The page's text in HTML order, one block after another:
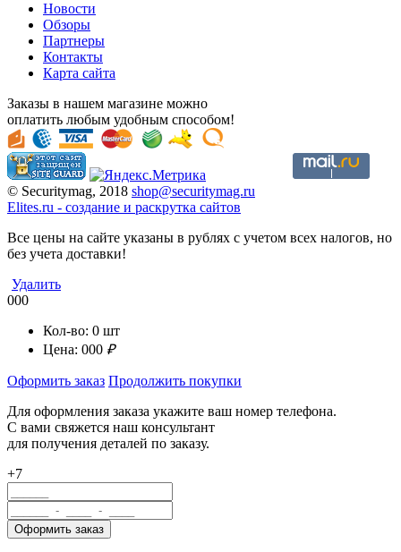
Новости
Обзоры
Партнеры
Контакты
Карта сайта
Заказы в нашем магазине можно
оплатить любым удобным способом!
© Securitymag, 2018 shop@securitymag.ru
Elites.ru - cоздание и раскрутка сайтов
Все цены на сайте указаны в рублях с учетом всех налогов, но
без учета доставки!
Удалить
000
Кол-во: 0 шт
Цена: 000 ₽
Оформить заказ Продолжить покупки
Для оформления заказа укажите ваш номер телефона.
С вами свяжется наш консультант
для получения деталей по заказу.
+7